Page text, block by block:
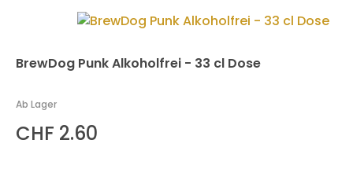
BrewDog Punk Alkoholfrei - 33 cl Dose
Ab Lager
CHF 2.60